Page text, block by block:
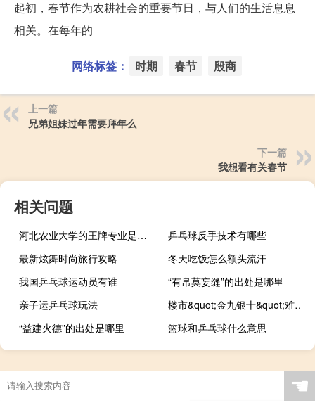
起初，春节作为农耕社会的重要节日，与人们的生活息息
相关。在每年的
网络标签： 时期 春节 殷商
上一篇
兄弟姐妹过年需要拜年么
下一篇
我想看有关春节
相关问题
河北农业大学的王牌专业是什么
乒乓球反手技术有哪些
最新炫舞时尚旅行攻略
冬天吃饭怎么额头流汗
我国乒乓球运动员有谁
“有帛莫妄缝”的出处是哪里
亲子运乒乓球玩法
楼市&quot;金九银十&quot;难再现 多项指标增速连续回落
“益建火德”的出处是哪里
篮球和乒乓球什么意思
☚